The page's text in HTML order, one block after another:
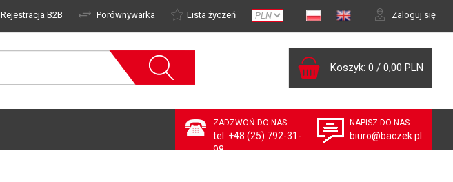
Rejestracja B2B Porównywarka Lista życzeń Zaloguj się
Koszyk: 0 / 0,00 PLN
NAPISZ DO NAS
biuro@baczek.pl
ZADZWOŃ DO NAS
tel. +48 (25) 792-31-
98